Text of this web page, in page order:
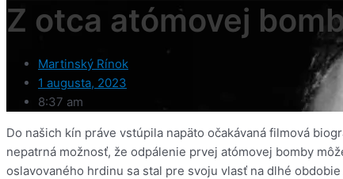
Z otca atómovej
Martinský Rínok
1 augusta, 2023
8:37 am
Do našich kín práve vstúpila napäto očakávaná filmová
nepatrná možnosť, že odpálenie prvej atómovej bomby
oslavovaného hrdinu sa stal pre svoju vlasť na dlhé obdobie